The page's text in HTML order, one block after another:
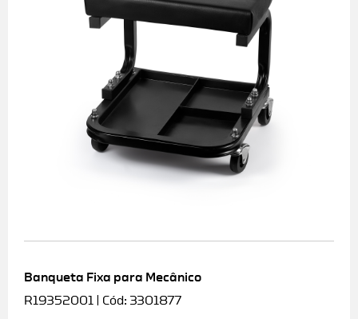
Banqueta Fixa para Mecânico
R19352001 | Cód: 3301877